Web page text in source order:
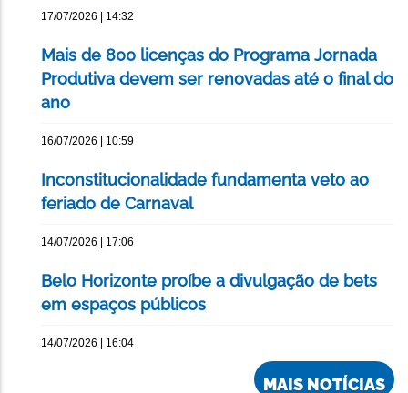
17/07/2026 | 14:32
Mais de 800 licenças do Programa Jornada
Produtiva devem ser renovadas até o final do
ano
16/07/2026 | 10:59
Inconstitucionalidade fundamenta veto ao
feriado de Carnaval
14/07/2026 | 17:06
Belo Horizonte proíbe a divulgação de bets
em espaços públicos
14/07/2026 | 16:04
MAIS NOTÍCIAS